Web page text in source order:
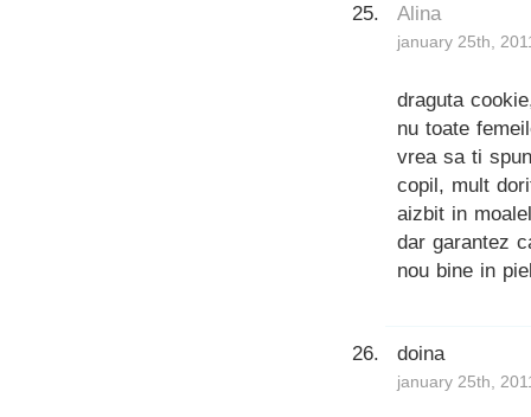
Alina
january 25th,
draguta
nu toate
vrea sa ti
copil, mult
aizbit in
dar garantez
nou bine in
doina
january 25th,